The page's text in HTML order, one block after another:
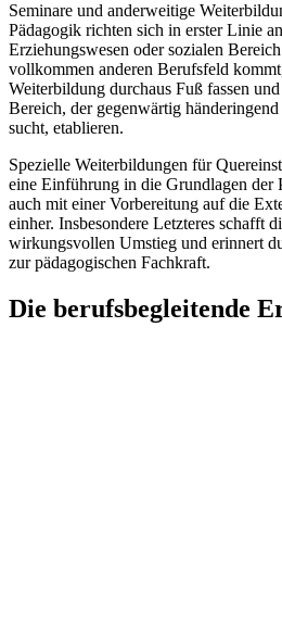
Seminare und anderweitige
Pädagogik richten sich in erster Linie
Erziehungswesen oder sozialen
vollkommen anderen Berufsfeld
Weiterbildung durchaus Fuß fassen
Bereich, der gegenwärtig
sucht, etablieren.
Spezielle Weiterbildungen für
eine Einführung in die Grundlagen der
auch mit einer Vorbereitung auf die
einher. Insbesondere Letzteres schafft
wirkungsvollen Umstieg und erinnert
zur pädagogischen Fachkraft.
Die berufsbegleitende